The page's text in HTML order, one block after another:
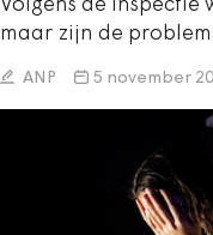
Volgens de inspectie
maar zijn de
ANP 5 november